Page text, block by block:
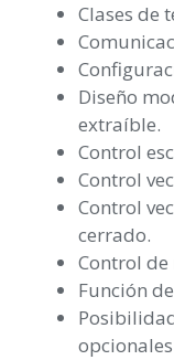
Clases de
Diseño
extraíble.
Control
Control
Control
cerrado.
Control
Función